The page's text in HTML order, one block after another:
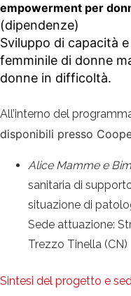
empowerment per
(dipendenze)
Sviluppo di capacità
femminile di donne
donne in difficoltà.
All’interno del
disponibili presso
Alice Mamme e
sanitaria di
situazione di
Sede attuazione:
Trezzo Tinella (CN)
Sintesi del progetto e